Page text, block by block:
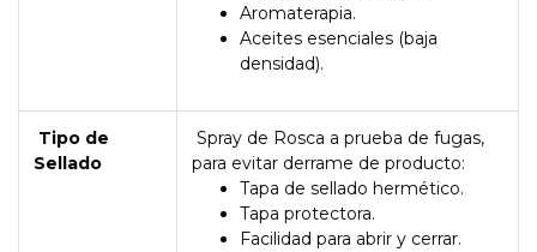
Aromaterapia.
Aceites esenciales (baja
densidad).
Tipo de
Sellado
Spray de Rosca a prueba de fugas,
para evitar derrame de producto:
Tapa de sellado hermético.
Tapa protectora.
Facilidad para abrir y cerrar.